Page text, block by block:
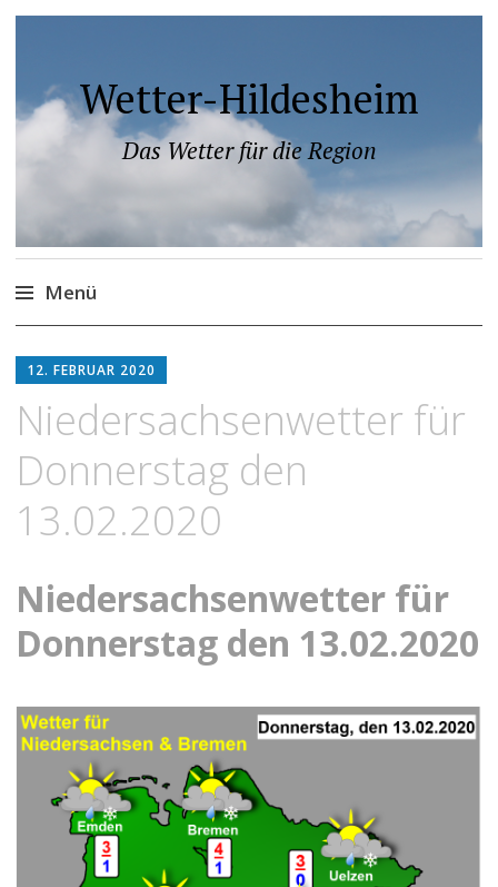
Wetter-Hildesheim
Das Wetter für die Region
Menü
Inhalt
12. FEBRUAR 2020
Niedersachsenwetter für
Donnerstag den
13.02.2020
Niedersachsenwetter für
Donnerstag den 13.02.2020